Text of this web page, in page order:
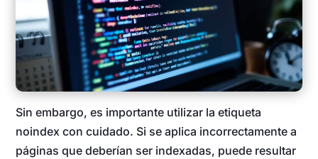
Sin embargo, es importante utilizar la etiqueta
noindex con cuidado. Si se aplica incorrectamente a
páginas que deberían ser indexadas, puede resultar